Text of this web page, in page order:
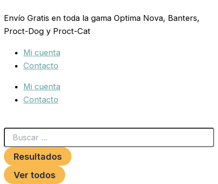
al
contenido
Envío Gratis en toda la gama Optima Nova, Banters,
Proct-Dog y Proct-Cat
Mi cuenta
Contacto
Mi cuenta
Contacto
...
Resultados
Ver todos
XTREME
DOG
CAMO
110cm)
cantidad